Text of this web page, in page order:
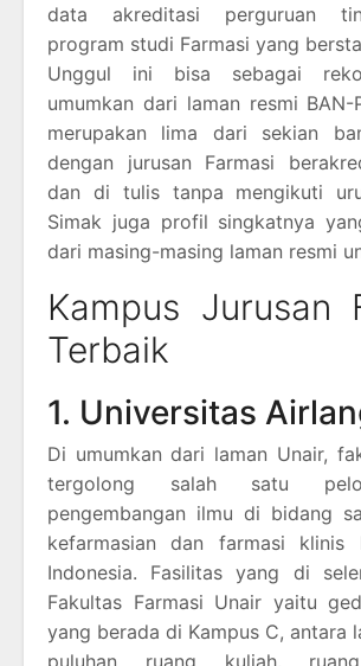
data akreditasi perguruan
program studi Farmasi yang
Unggul ini bisa sebagai
umumkan dari laman resmi
merupakan lima dari sekian
dengan jurusan Farmasi
dan di tulis tanpa mengikuti
Simak juga profil singkatnya
dari masing-masing laman resmi
Kampus Jurusan
Terbaik
1. Universitas
Di umumkan dari laman Unair,
tergolong salah satu
pengembangan ilmu di bidang
kefarmasian dan farmasi klinis
Indonesia. Fasilitas yang di
Fakultas Farmasi Unair yaitu
yang berada di Kampus C, antara
puluhan ruang kuliah,